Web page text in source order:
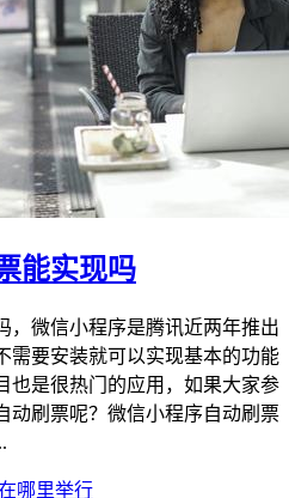
能实现吗
，微信小程序是腾讯近两年推出
需要安装就可以实现基本的功能
也是很热门的应用，如果大家参
动刷票呢？微信小程序自动刷票
哪里举行